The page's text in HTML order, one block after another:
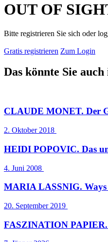
OUT OF
Bitte registrieren Sie sich oder
Gratis registrieren Zum Login
Das könnte Sie
CLAUDE MONET. Der
2. Oktober 2018
HEIDI POPOVIC. Das
4. Juni 2008
MARIA LASSNIG. Ways
20. September 2019
FASZINATION